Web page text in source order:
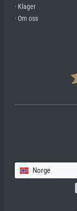
· Klager
· Om oss
Norge